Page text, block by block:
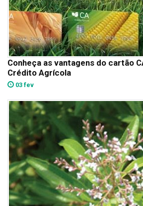
Conheça as vantagens do cartão
Crédito Agrícola
03 fev